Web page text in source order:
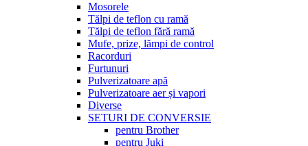
Mosorele
Tălpi de teflon cu ramă
Tălpi de teflon fără ramă
Mufe, prize, lămpi de control
Racorduri
Furtunuri
Pulverizatoare apă
Pulverizatoare aer și vapori
Diverse
SETURI DE CONVERSIE
pentru Brother
pentru Juki